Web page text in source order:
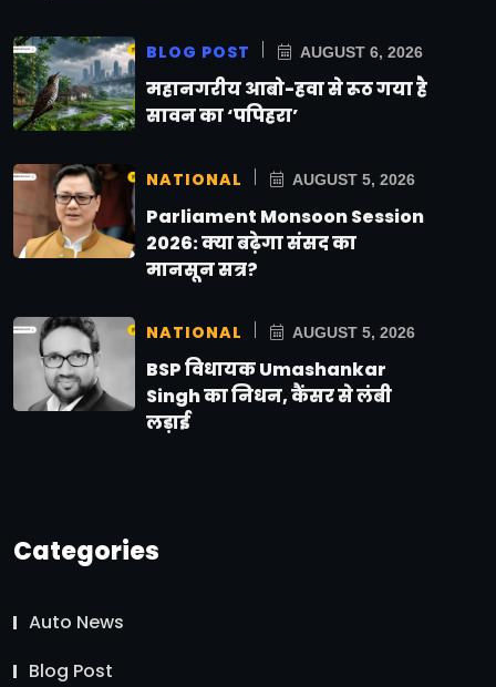
BLOG POST AUGUST 6, 2026
महानगरीय आबो-हवा से रूठ गया है
सावन का ‘पपिहरा’
NATIONAL AUGUST 5, 2026
Parliament Monsoon Session
2026: क्या बढ़ेगा संसद का
मानसून सत्र?
NATIONAL AUGUST 5, 2026
BSP विधायक Umashankar
Singh का निधन, कैंसर से लंबी
लड़ाई
Categories
Auto News
Blog Post